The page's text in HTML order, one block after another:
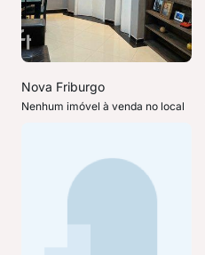
Nova Friburgo
Nenhum imóvel à venda no local